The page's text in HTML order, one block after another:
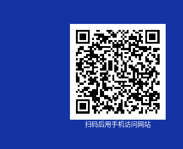
扫码后用手机访问网站